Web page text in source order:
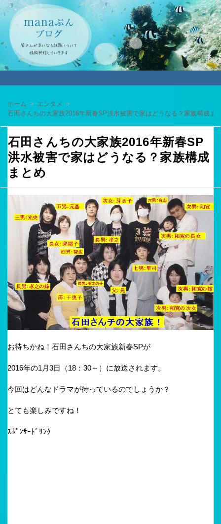
ホーム
エンタメ
石田さんちの大家族2016年新春SP洪水被害で家はどうなる？家族構成ま
石田さんちの大家族2016年新春SP
洪水被害で家はどうなる？家族構成
まとめ
お待ちかね！石田さんちの大家族新春SPが
2016年の1月3日（18：30～）に放送されます。
今回はどんなドラマが待っているのでしょうか？
とても楽しみですね！
ｽﾎﾟﾝｻｰﾄﾞﾘﾝｸ